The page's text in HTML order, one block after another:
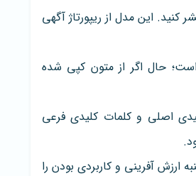
این مدل از ریپورتاژ آگهی
حال اگر از متون کپی شده
اصلی و کلمات کلیدی فرعی
ارزش‌ آفرینی و کاربردی بودن را